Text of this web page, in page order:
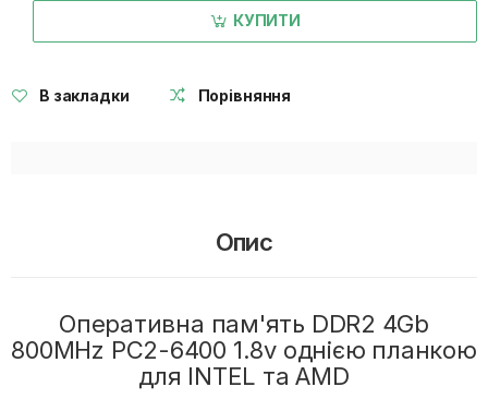
КУПИТИ
В закладки Порівняння
Опис
Оперативна пам'ять DDR2 4Gb
800MHz PC2-6400 1.8v однією планкою
для INTEL та AMD